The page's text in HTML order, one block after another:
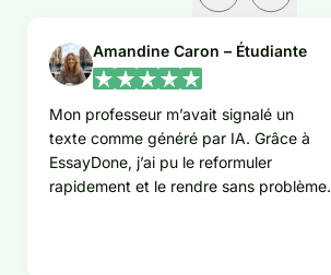
Amandine Caron – Étudiante
Mon professeur m’avait signalé un
texte comme généré par IA. Grâce à
EssayDone, j’ai pu le reformuler
rapidement et le rendre sans problème.